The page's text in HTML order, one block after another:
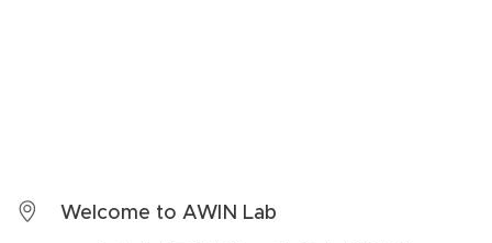
Welcome to AWIN Lab